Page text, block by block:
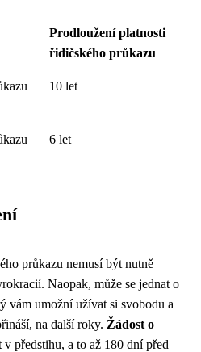
Prodloužení platnosti
řidičského průkazu
10 let
6 let
průkazu nemusí být nutně
Naopak, může se jednat o
vám umožní užívat si svobodu a
na další roky. Žádost o
předstihu, a to až 180 dní před